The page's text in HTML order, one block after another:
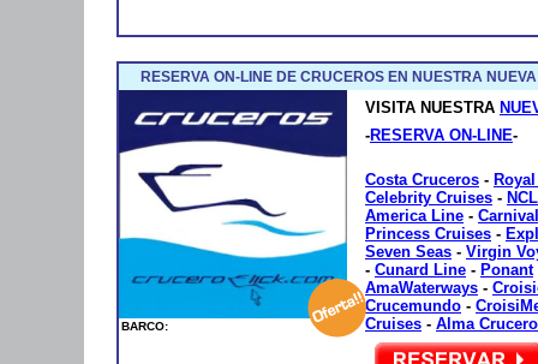
RESERVA ON-LINE DE CRUCEROS EN NUESTRA
BARCO:
VISITA NUESTRA
-RESERVA ON-LINE-
Costa Cruceros -
Celebrity Cruises - NCL
America Line -
Princess Cruises -
Seven Seas - Virgin
- Cunard Line - Ponant
AmaWaterways -
Crucemundo -
Cruises - Alma